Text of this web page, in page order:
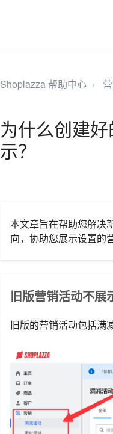
Shoplazza 帮助中心
为什么创建
示？
本文章旨在帮助您解决
向，协助您展示设置的
旧版营销活动不展
旧版的营销活动包括满